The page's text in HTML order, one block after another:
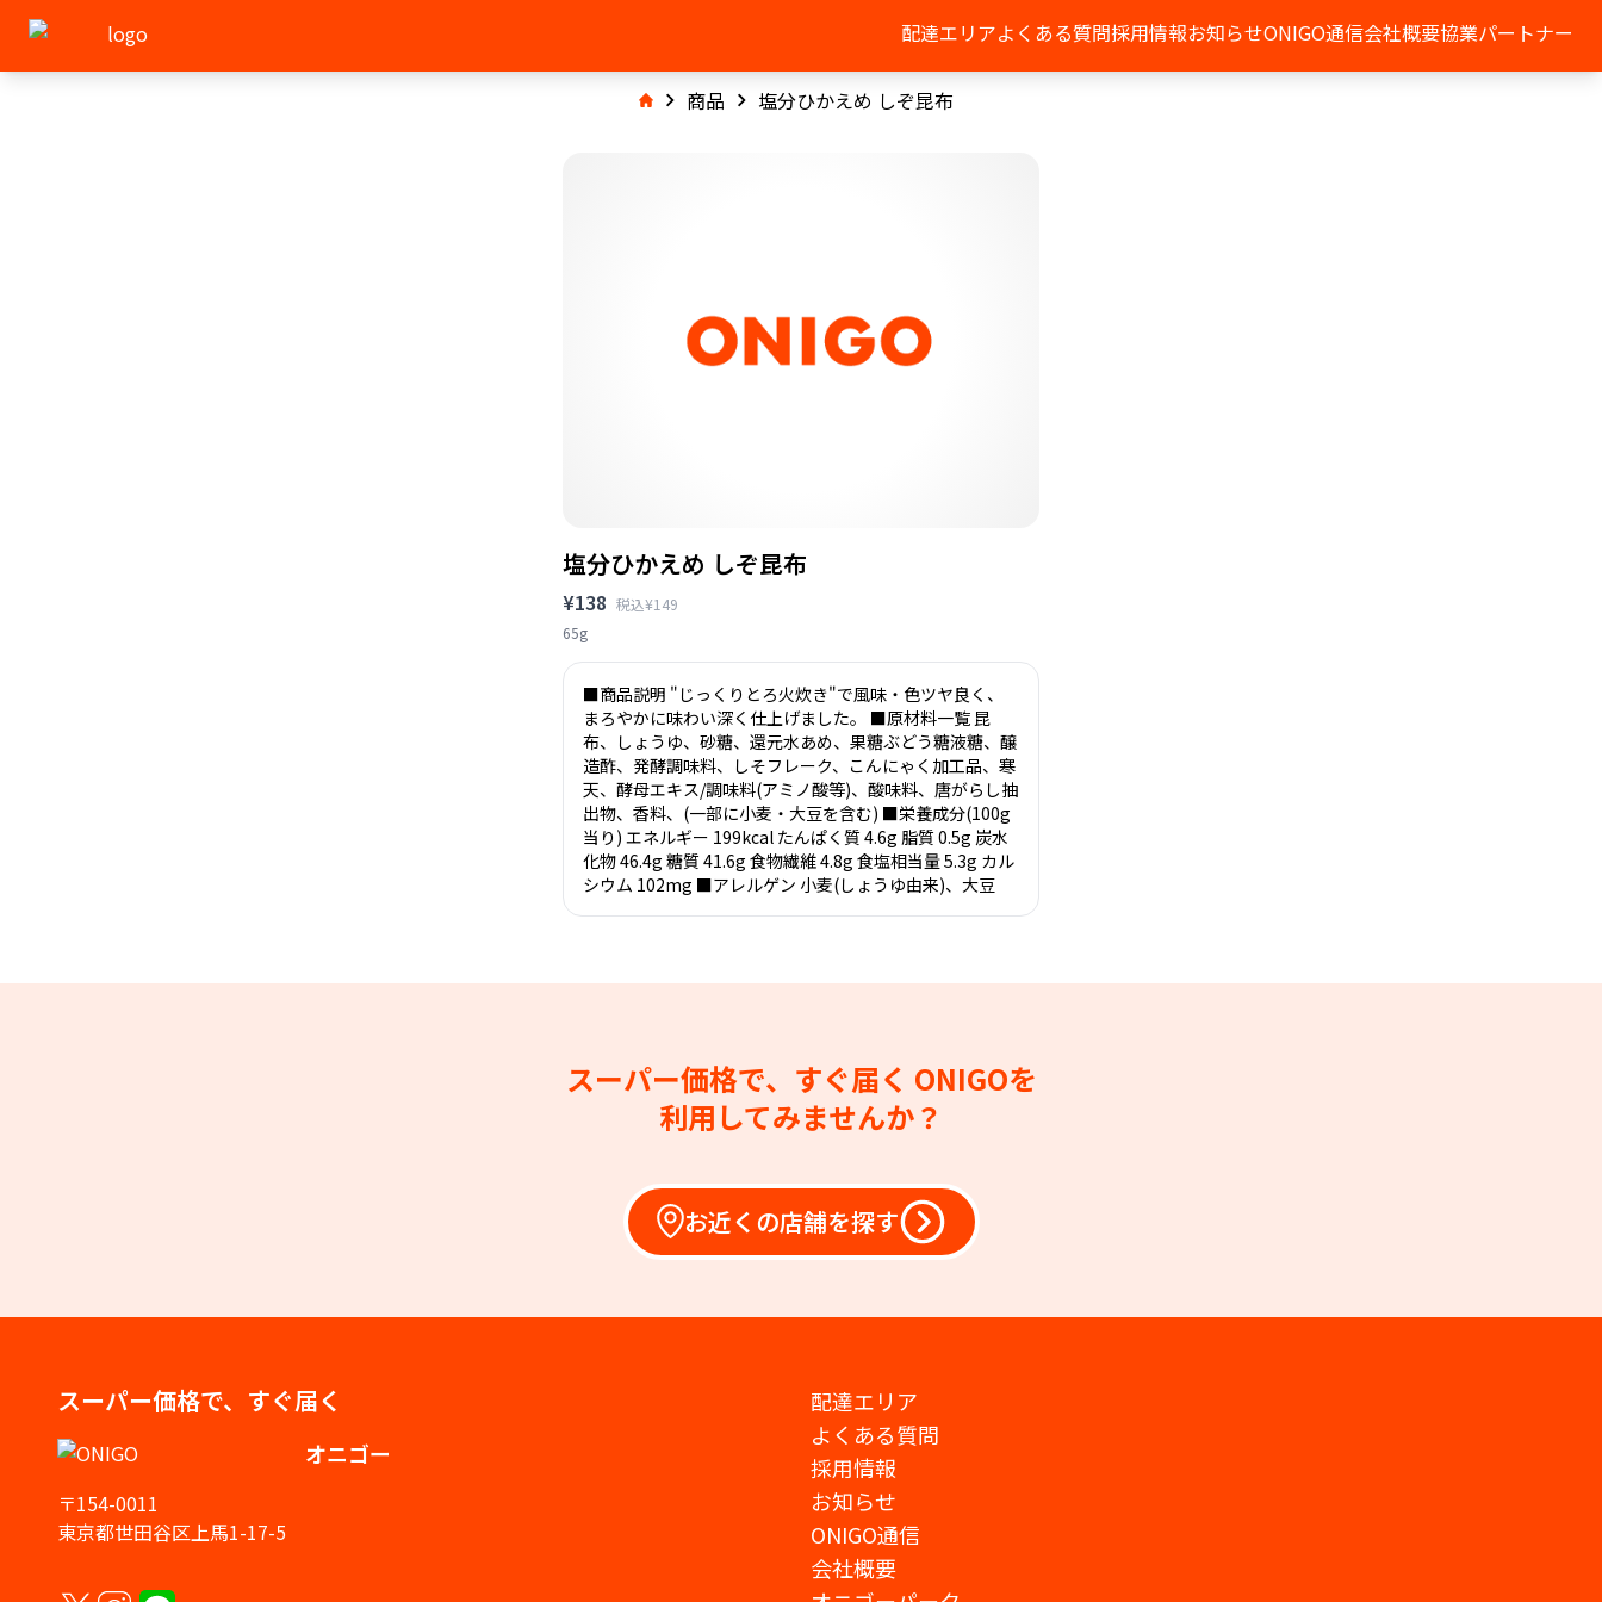
配達エリアよくある質問採用情報お知らせONIGO通信会社概要協業パートナー
商品 塩分ひかえめ しぞ昆布
塩分ひかえめ しぞ昆布
¥138 税込¥149
65g
■商品説明 "じっくりとろ火炊き"で風味・色ツヤ良く、
まろやかに味わい深く仕上げました。 ■原材料一覧 昆
布、しょうゆ、砂糖、還元水あめ、果糖ぶどう糖液糖、醸
造酢、発酵調味料、しそフレーク、こんにゃく加工品、寒
天、酵母エキス/調味料(アミノ酸等)、酸味料、唐がらし抽
出物、香料、(一部に小麦・大豆を含む) ■栄養成分(100g
当り) エネルギー 199kcal たんぱく質 4.6g 脂質 0.5g 炭水
化物 46.4g 糖質 41.6g 食物繊維 4.8g 食塩相当量 5.3g カル
シウム 102mg ■アレルゲン 小麦(しょうゆ由来)、大豆
スーパー価格で、すぐ届く ONIGOを
利用してみませんか？
お近くの店舗を探す
スーパー価格で、すぐ届く
オニゴー
〒154-0011
東京都世田谷区上馬1-17-5
配達エリア
よくある質問
採用情報
お知らせ
ONIGO通信
会社概要